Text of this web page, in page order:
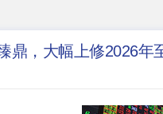
鼎，大幅上修2026年